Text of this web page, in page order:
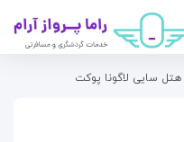
هتل سایی لاگونا پوکت